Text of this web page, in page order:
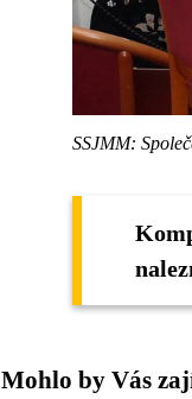
SSJMM:
Mohlo by Vás